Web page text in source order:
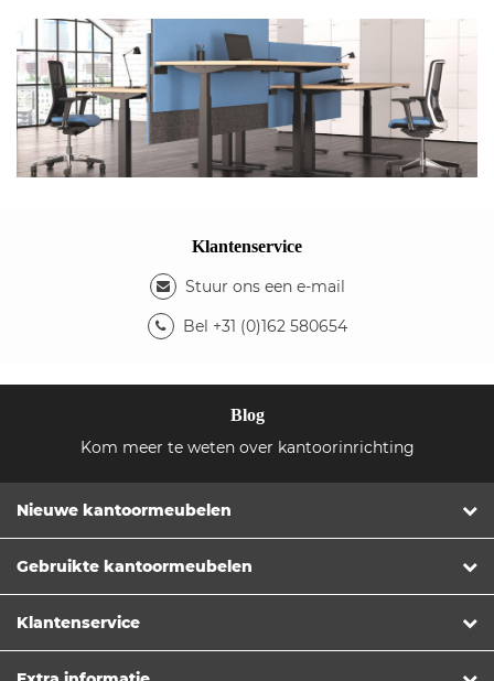
Klantenservice
Stuur ons een e-mail
Bel +31 (0)162 580654
Blog
Kom meer te weten over kantoorinrichting
Nieuwe kantoormeubelen
Gebruikte kantoormeubelen
Klantenservice